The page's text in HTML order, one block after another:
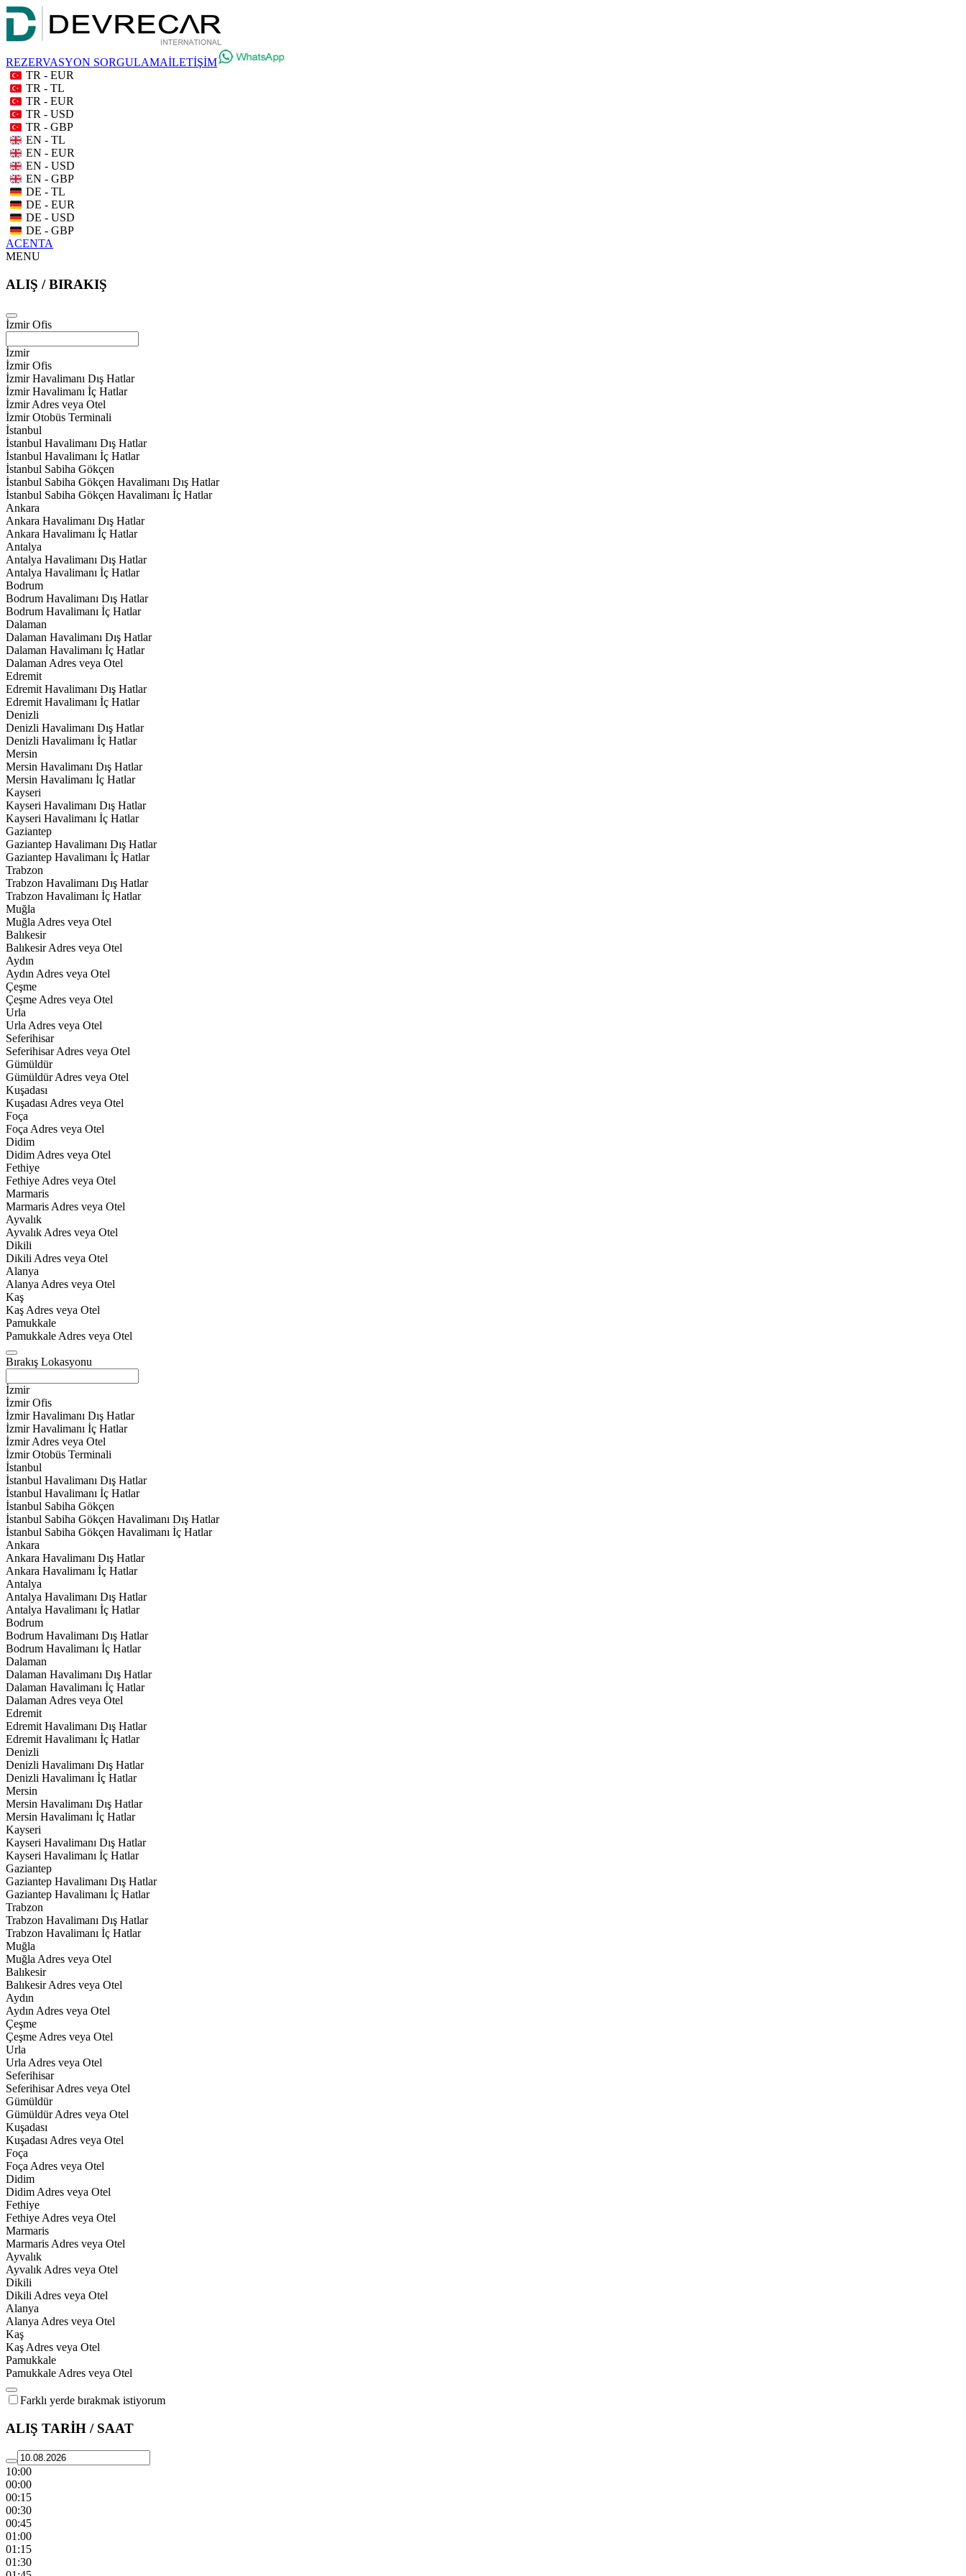
REZERVASYON SORGULAMAİLETİŞİM
TR - EUR
TR - TL
TR - EUR
TR - USD
TR - GBP
EN - TL
EN - EUR
EN - USD
EN - GBP
DE - TL
DE - EUR
DE - USD
DE - GBP
ACENTA
MENU
ALIŞ / BIRAKIŞ
İzmir Ofis
İzmir
İzmir Ofis
İzmir Havalimanı Dış Hatlar
İzmir Havalimanı İç Hatlar
İzmir Adres veya Otel
İzmir Otobüs Terminali
İstanbul
İstanbul Havalimanı Dış Hatlar
İstanbul Havalimanı İç Hatlar
İstanbul Sabiha Gökçen
İstanbul Sabiha Gökçen Havalimanı Dış Hatlar
İstanbul Sabiha Gökçen Havalimanı İç Hatlar
Ankara
Ankara Havalimanı Dış Hatlar
Ankara Havalimanı İç Hatlar
Antalya
Antalya Havalimanı Dış Hatlar
Antalya Havalimanı İç Hatlar
Bodrum
Bodrum Havalimanı Dış Hatlar
Bodrum Havalimanı İç Hatlar
Dalaman
Dalaman Havalimanı Dış Hatlar
Dalaman Havalimanı İç Hatlar
Dalaman Adres veya Otel
Edremit
Edremit Havalimanı Dış Hatlar
Edremit Havalimanı İç Hatlar
Denizli
Denizli Havalimanı Dış Hatlar
Denizli Havalimanı İç Hatlar
Mersin
Mersin Havalimanı Dış Hatlar
Mersin Havalimanı İç Hatlar
Kayseri
Kayseri Havalimanı Dış Hatlar
Kayseri Havalimanı İç Hatlar
Gaziantep
Gaziantep Havalimanı Dış Hatlar
Gaziantep Havalimanı İç Hatlar
Trabzon
Trabzon Havalimanı Dış Hatlar
Trabzon Havalimanı İç Hatlar
Muğla
Muğla Adres veya Otel
Balıkesir
Balıkesir Adres veya Otel
Aydın
Aydın Adres veya Otel
Çeşme
Çeşme Adres veya Otel
Urla
Urla Adres veya Otel
Seferihisar
Seferihisar Adres veya Otel
Gümüldür
Gümüldür Adres veya Otel
Kuşadası
Kuşadası Adres veya Otel
Foça
Foça Adres veya Otel
Didim
Didim Adres veya Otel
Fethiye
Fethiye Adres veya Otel
Marmaris
Marmaris Adres veya Otel
Ayvalık
Ayvalık Adres veya Otel
Dikili
Dikili Adres veya Otel
Alanya
Alanya Adres veya Otel
Kaş
Kaş Adres veya Otel
Pamukkale
Pamukkale Adres veya Otel
Bırakış Lokasyonu
İzmir
İzmir Ofis
İzmir Havalimanı Dış Hatlar
İzmir Havalimanı İç Hatlar
İzmir Adres veya Otel
İzmir Otobüs Terminali
İstanbul
İstanbul Havalimanı Dış Hatlar
İstanbul Havalimanı İç Hatlar
İstanbul Sabiha Gökçen
İstanbul Sabiha Gökçen Havalimanı Dış Hatlar
İstanbul Sabiha Gökçen Havalimanı İç Hatlar
Ankara
Ankara Havalimanı Dış Hatlar
Ankara Havalimanı İç Hatlar
Antalya
Antalya Havalimanı Dış Hatlar
Antalya Havalimanı İç Hatlar
Bodrum
Bodrum Havalimanı Dış Hatlar
Bodrum Havalimanı İç Hatlar
Dalaman
Dalaman Havalimanı Dış Hatlar
Dalaman Havalimanı İç Hatlar
Dalaman Adres veya Otel
Edremit
Edremit Havalimanı Dış Hatlar
Edremit Havalimanı İç Hatlar
Denizli
Denizli Havalimanı Dış Hatlar
Denizli Havalimanı İç Hatlar
Mersin
Mersin Havalimanı Dış Hatlar
Mersin Havalimanı İç Hatlar
Kayseri
Kayseri Havalimanı Dış Hatlar
Kayseri Havalimanı İç Hatlar
Gaziantep
Gaziantep Havalimanı Dış Hatlar
Gaziantep Havalimanı İç Hatlar
Trabzon
Trabzon Havalimanı Dış Hatlar
Trabzon Havalimanı İç Hatlar
Muğla
Muğla Adres veya Otel
Balıkesir
Balıkesir Adres veya Otel
Aydın
Aydın Adres veya Otel
Çeşme
Çeşme Adres veya Otel
Urla
Urla Adres veya Otel
Seferihisar
Seferihisar Adres veya Otel
Gümüldür
Gümüldür Adres veya Otel
Kuşadası
Kuşadası Adres veya Otel
Foça
Foça Adres veya Otel
Didim
Didim Adres veya Otel
Fethiye
Fethiye Adres veya Otel
Marmaris
Marmaris Adres veya Otel
Ayvalık
Ayvalık Adres veya Otel
Dikili
Dikili Adres veya Otel
Alanya
Alanya Adres veya Otel
Kaş
Kaş Adres veya Otel
Pamukkale
Pamukkale Adres veya Otel
Farklı yerde bırakmak istiyorum
ALIŞ TARİH / SAAT
10:00
00:00
00:15
00:30
00:45
01:00
01:15
01:30